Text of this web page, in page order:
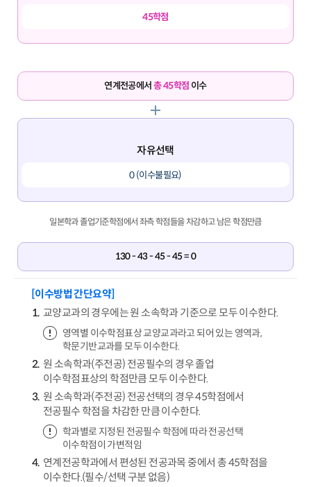
45학점
연계전공에서총 45학점 이수
자유선택
0 (이수불필요)
일본학과 졸업기준학점에서 좌측 학점들을 차감하고 남은 학점만큼
130 - 43 - 45 - 45 = 0
[이수방법 간단요약]
교양교과의 경우에는 원 소속학과 기준으로 모두 이수한다.
영역별 이수학점표상 교양교과라고 되어 있는 영역과,
학문기반교과를 모두 이수한다.
원 소속학과(주전공) 전공필수의 경우 졸업
이수학점표상의 학점만큼 모두 이수한다.
원 소속학과(주전공) 전공선택의 경우 45학점에서
전공필수 학점을 차감한 만큼 이수한다.
학과별로 지정된 전공필수 학점에 따라 전공선택
이수학점이 가변적임
연계전공학과에서 편성된 전공과목 중에서 총 45학점을
이수한다.(필수/선택 구분 없음)